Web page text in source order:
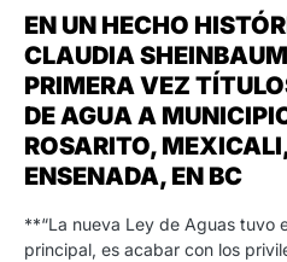
EN UN HECHO
CLAUDIA
PRIMERA VEZ
DE AGUA A
ROSARITO,
ENSENADA, EN BC
**“La nueva Ley de Aguas tuvo
principal, es acabar con los